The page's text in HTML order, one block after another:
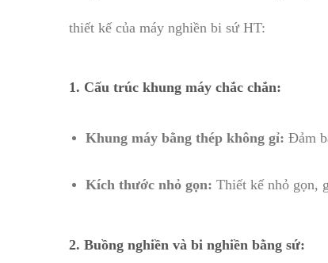
thiết kế của máy nghiền bi sứ HT:
1. Cấu trúc khung máy chắc chắn:
Khung máy bằng thép không gỉ: Đảm
Kích thước nhỏ gọn: Thiết kế nhỏ gọn,
2. Buồng nghiền và bi nghiền bằng sứ: